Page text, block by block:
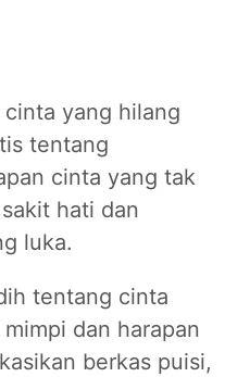
yang hilang
tentang
cinta yang tak
hati dan
luka.
tentang cinta
dan harapan
berkas puisi,